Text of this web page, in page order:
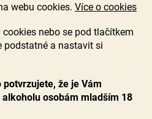
webu cookies. Více o cookies
nebo se pod tlačítkem
podstatné a nastavit si
že je Vám
osobám mladším 18
MLADŠÍM 18 LET. Pijte s